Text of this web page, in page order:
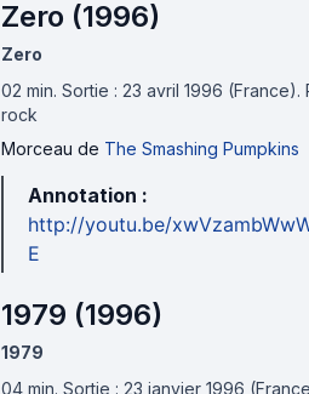
Zero (1996)
Zero
02 min. Sortie : 23 avril 1996 (France).
rock
Morceau de The Smashing Pumpkins
Annotation :
http://youtu.be/
E
1979 (1996)
1979
04 min. Sortie : 23 janvier 1996